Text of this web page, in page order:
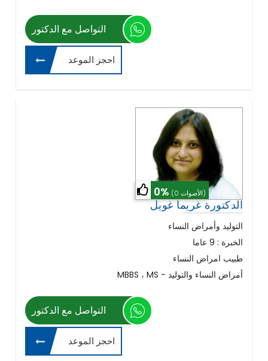
التواصل مع الدكتور
احجز الموعد
0% (0 الأصوات)
الدكتورة غريما غويل
التوليد وأمراض النساء
الخبرة : 9 عاما
طبيب امراض النساء
MBBS ، MS - أمراض النساء والتوليد
التواصل مع الدكتور
احجز الموعد